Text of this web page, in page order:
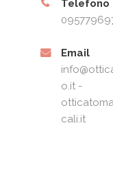
Telefono
Email
o.it -
cali.it